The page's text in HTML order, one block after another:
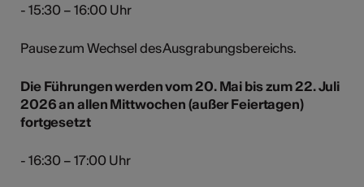
- 15:30 – 16:00 Uhr
Pause zum Wechsel des Ausgrabungsbereichs.
Die Führungen werden vom 20. Mai bis zum 22. Juli
2026 an allen Mittwochen (außer Feiertagen)
fortgesetzt
- 16:30 – 17:00 Uhr